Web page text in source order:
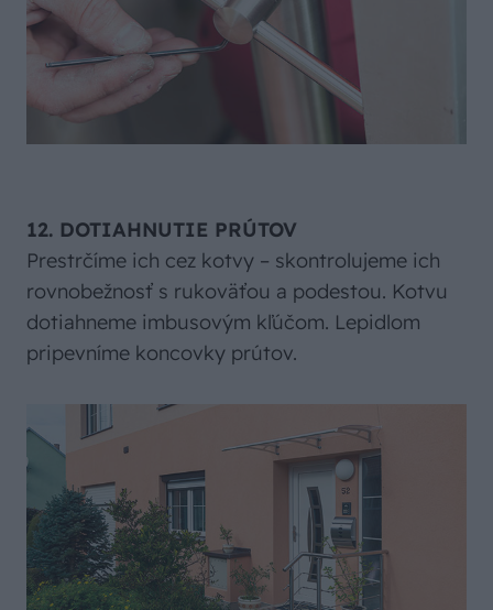
12. DOTIAHNUTIE PRÚTOV
Prestrčíme ich cez kotvy – skontrolujeme ich
rovnobežnosť s rukoväťou a podestou. Kotvu
dotiahneme imbusovým kľúčom. Lepidlom
pripevníme koncovky prútov.